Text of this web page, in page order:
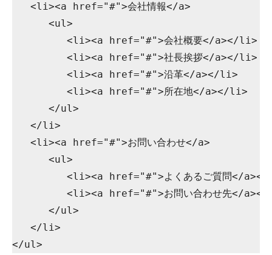
   <li><a href="#">会社情報</a>
      <ul>
         <li><a href="#">会社概要</a></li>
         <li><a href="#">社長挨拶</a></li>
         <li><a href="#">沿革</a></li>
         <li><a href="#">所在地</a></li>
      </ul>
   </li>
   <li><a href="#">お問い合わせ</a>
      <ul>
<li><a href="#">よくあるご質問</a></
<li><a href="#">お問い合わせ先</a></
      </ul>
   </li>